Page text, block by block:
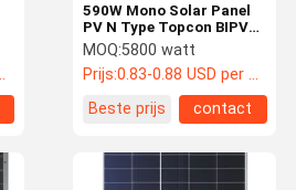
590W Mono Solar Panel
PV N Type Topcon BIPV
Hjt Mwt Monocrystalline
Solar Panel
MOQ:5800 watt
Prijs:0.83-0.88 USD per watt
Beste prijs
contact